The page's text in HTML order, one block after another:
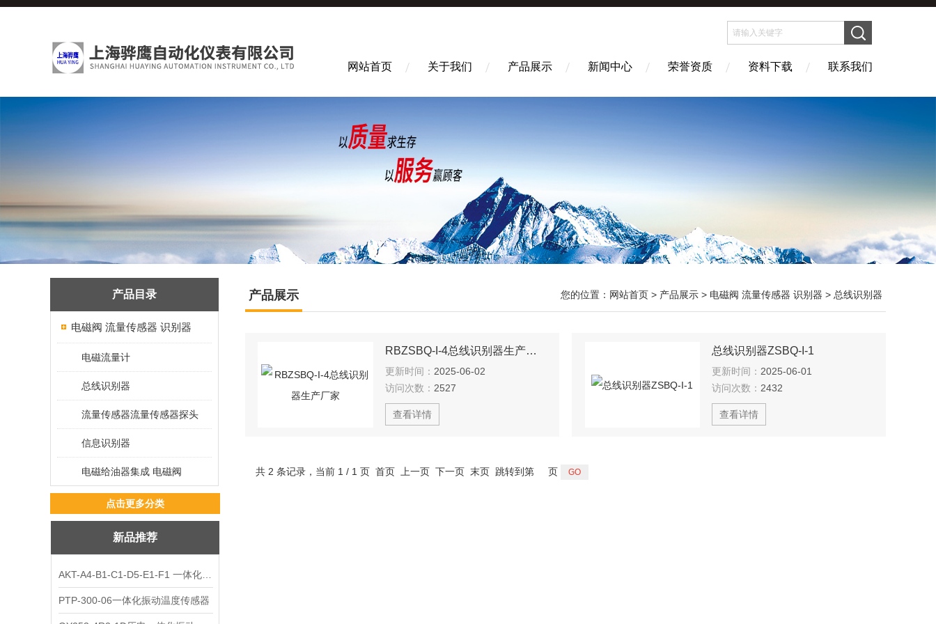
网站首页 关于我们 产品展示 新闻中心 荣誉资质 资料下载 联系我们
产品目录
电磁阀 流量传感器 识别器
电磁流量计
总线识别器
流量传感器流量传感器探头
信息识别器
电磁给油器集成 电磁阀
点击更多分类
新品推荐
PTP-300-06一体化振动温度传感器
产品展示 您的位置： 网站首页 > 产品展示 > 电磁阀 流量传感器 识别器 > 总线识别器
RBZSBQ-I-4总线识别器生产厂家
更新时间： 2025-06-02
访问次数： 2527
查看详情
总线识别器ZSBQ-I-1
更新时间： 2025-06-01
访问次数： 2432
查看详情
共 2 条记录，当前 1 / 1 页 首页 上一页 下一页 末页 跳转到第 页